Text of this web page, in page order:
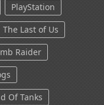
PlayStation
The Last of Us
Raider
Of Tanks